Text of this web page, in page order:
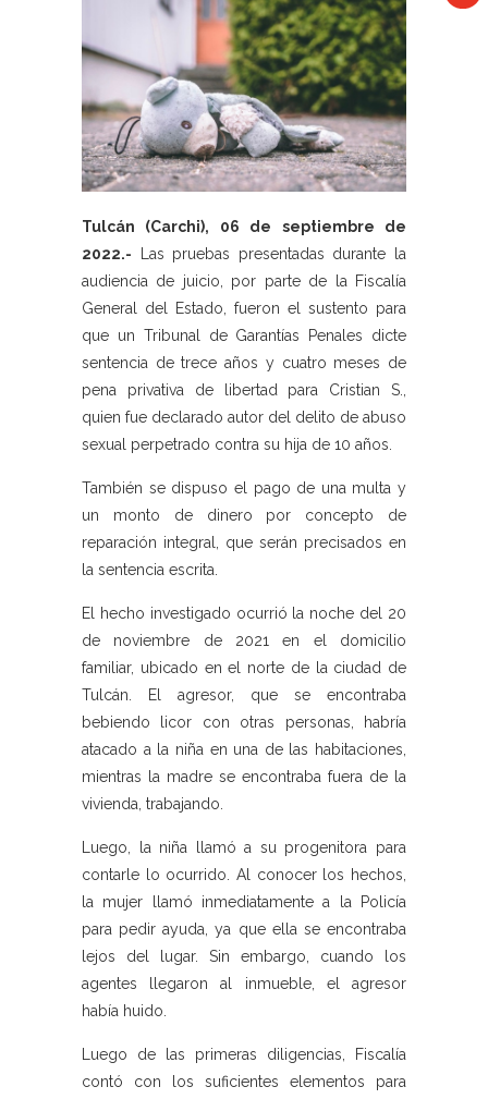
Tulcán (Carchi), 06 de septiembre de
2022.- Las pruebas presentadas durante la
audiencia de juicio, por parte de la Fiscalía
General del Estado, fueron el sustento para
que un Tribunal de Garantías Penales dicte
sentencia de trece años y cuatro meses de
pena privativa de libertad para Cristian S.,
quien fue declarado autor del delito de abuso
sexual perpetrado contra su hija de 10 años.
También se dispuso el pago de una multa y
un monto de dinero por concepto de
reparación integral, que serán precisados en
la sentencia escrita.
El hecho investigado ocurrió la noche del 20
de noviembre de 2021 en el domicilio
familiar, ubicado en el norte de la ciudad de
Tulcán. El agresor, que se encontraba
bebiendo licor con otras personas, habría
atacado a la niña en una de las habitaciones,
mientras la madre se encontraba fuera de la
vivienda, trabajando.
Luego, la niña llamó a su progenitora para
contarle lo ocurrido. Al conocer los hechos,
la mujer llamó inmediatamente a la Policía
para pedir ayuda, ya que ella se encontraba
lejos del lugar. Sin embargo, cuando los
agentes llegaron al inmueble, el agresor
había huido.
Luego de las primeras diligencias, Fiscalía
contó con los suficientes elementos para